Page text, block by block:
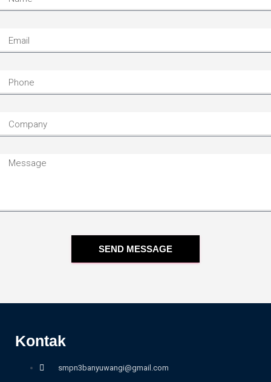
SEND MESSAGE
Kontak
smpn3banyuwangi@gmail.com